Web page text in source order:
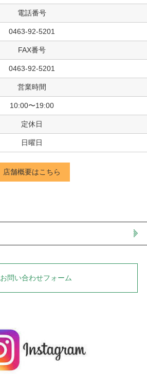
電話番号
0463-92-5201
FAX番号
0463-92-5201
営業時間
10:00〜19:00
定休日
日曜日
店舗概要はこちら
お問い合わせフォーム